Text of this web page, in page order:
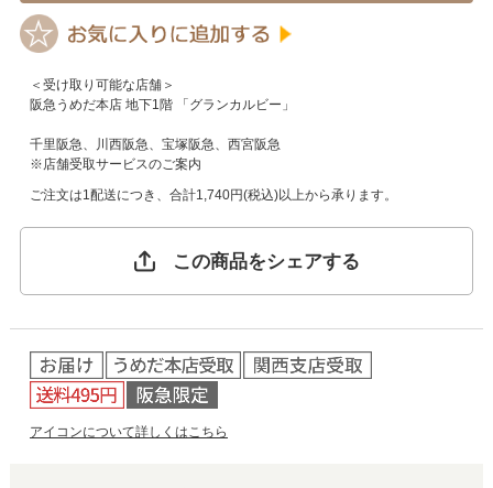
＜受け取り可能な店舗＞
阪急うめだ本店 地下1階 「グランカルビー」
千里阪急、川西阪急、宝塚阪急、西宮阪急
※ 店舗受取サービスのご案内
ご注文は1配送につき、合計1,740円(税込)以上から承ります。
この商品をシェアする
アイコンについて詳しくはこちら